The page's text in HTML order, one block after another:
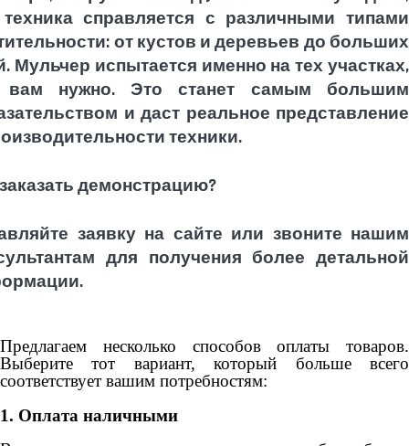
справляется с различными типами
от кустов и деревьев до больших
Мульчер испытается именно на тех участках,
вам нужно. Это станет самым большим
и даст реальное представление
техники.
демонстрацию?
заявку на сайте или звоните нашим
для получения более детальной
Предлагаем несколько способов оплаты товаров.
Выберите тот вариант, который больше всего
соответствует вашим потребностям:
1. Оплата наличными